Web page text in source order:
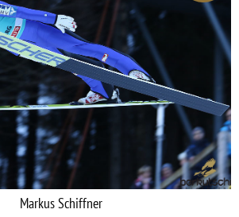
Markus Schiffner